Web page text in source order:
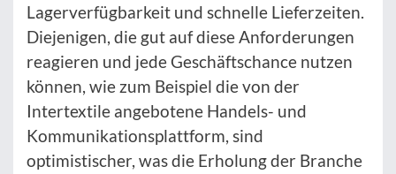
Lagerverfügbarkeit und schnelle Lieferzeiten.
Diejenigen, die gut auf diese Anforderungen
reagieren und jede Geschäftschance nutzen
können, wie zum Beispiel die von der
Intertextile angebotene Handels- und
Kommunikationsplattform, sind
optimistischer, was die Erholung der Branche